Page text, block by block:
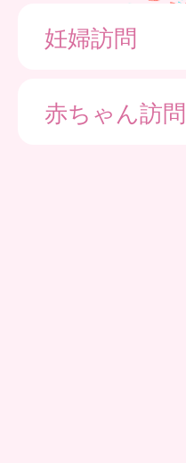
妊婦訪問
赤ちゃん訪問